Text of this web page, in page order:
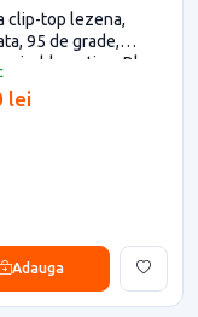
clip-top lezena,
95 de grade,
onix, blumotion, Blum
lei
Adauga